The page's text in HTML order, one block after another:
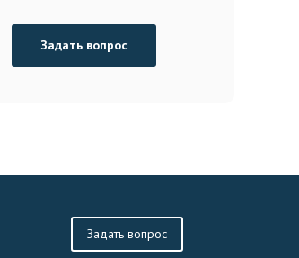
Задать вопрос
Задать вопрос